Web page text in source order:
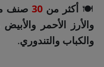
🍽️ أكثر من 30 صنف
والأرز الأحمر
والكباب والتندوري.